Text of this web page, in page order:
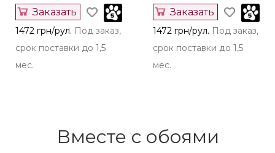
Заказать
1472 грн/рул. Под заказ,
срок поставки до 1,5
мес.
Заказать
1472 грн/рул. Под заказ,
срок поставки до 1,5
мес.
Вместе с обоями